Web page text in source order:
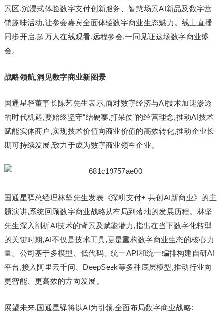
景区,沉浸式体验数字支付创新服务、智慧场景AI新品及数字营
销趣味活动,让参会嘉宾全面体验数字商业生态魅力。线上直播
同步开启,超万人在线观看,远程参会,一同见证这场数字商业盛
会。
战略领航,洞见数字商业新图景
国通星驿董事长陈艺先生表示,面对数字经济与AI技术加速渗透
的时代机遇,要始终坚守“结硬寨,打呆仗”的经营理念,推动AI技术
赋能实体商户,实现技术价值向商业价值的高效转化,推动企业长
期可持续发展,致力于成为数字商业领军企业。
国通星驿总经理林坚先生发表《深耕支付+ 共创AI新商业》的主
题演讲,系统回顾数字商业战略从布局到落地的发展历程。林坚
先生深入剖析AI技术的背景及赋能潜力,指出在当下数字化转型
的关键时期,AI不仅是技术工具,更是重构数字商业生态的核心力
量。公司基于多模型、低代码、统一API和统一编排构建自研AI
平台,接入阿里云千问、DeepSeek等多种底层模型,推动行业向
更智能、更高效的方向发展。
展望未来,国通星驿将以AI为引领,全面布局数字商业战略: